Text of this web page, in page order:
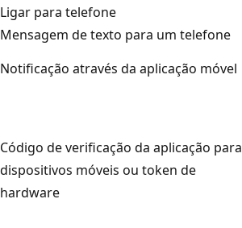
Ligar para telefone
Mensagem de texto para um telefone
Notificação através da aplicação móvel
Código de verificação da aplicação para
dispositivos móveis ou token de
hardware